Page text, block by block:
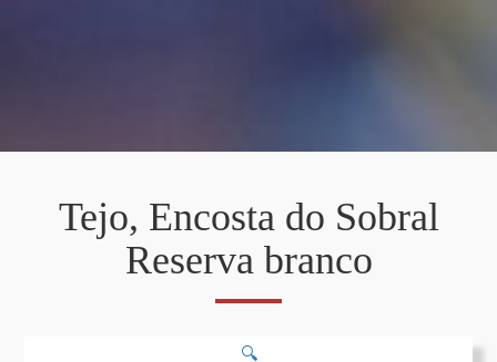
Tejo, Encosta do Sobral
Reserva branco
🔍